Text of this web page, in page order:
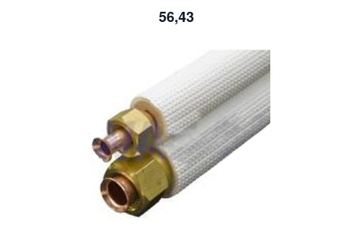
56,43